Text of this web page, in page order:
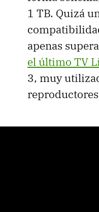
1 TB. Quizá
apenas
el último TV
3, muy